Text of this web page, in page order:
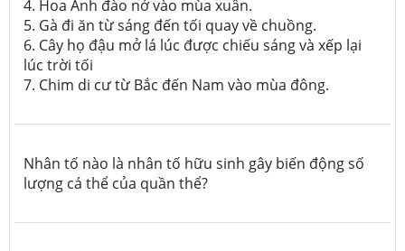
4. Hoa Anh đào nở vào mùa xuân.
5. Gà đi ăn từ sáng đến tối quay về chuồng.
6. Cây họ đậu mở lá lúc được chiếu sáng và xếp lại
lúc trời tối
7. Chim di cư từ Bắc đến Nam vào mùa đông.
Nhân tố nào là nhân tố hữu sinh gây biến động số
lượng cá thể của quần thể?